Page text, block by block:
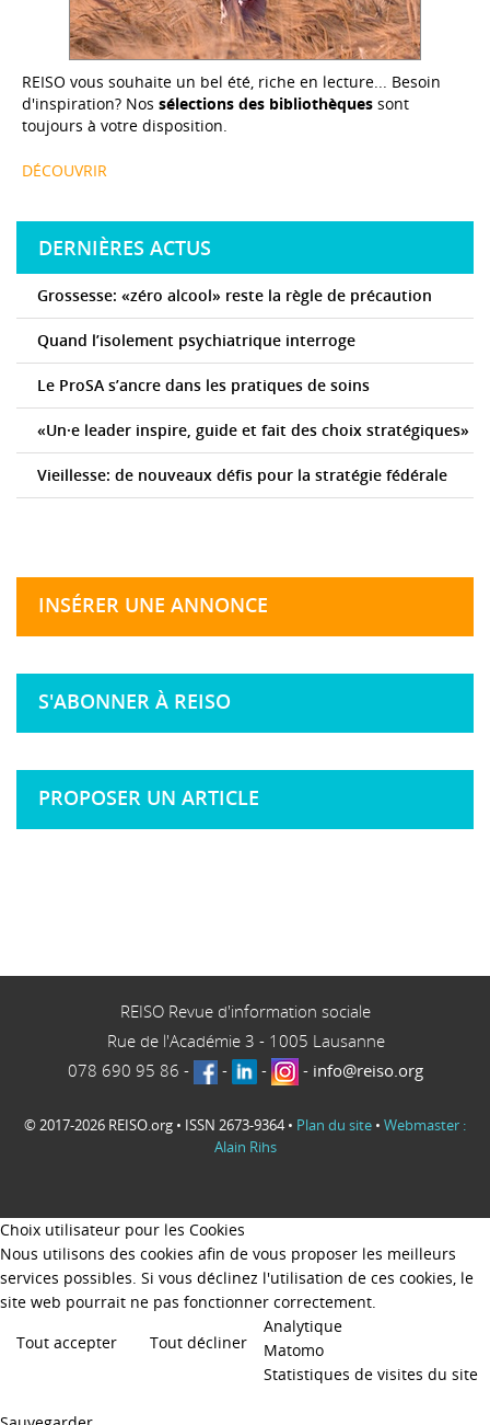
REISO vous souhaite un bel été, riche en lecture... Besoin
d'inspiration? Nos sélections des bibliothèques sont
toujours à votre disposition.
DÉCOUVRIR
DERNIÈRES ACTUS
Grossesse: «zéro alcool» reste la règle de précaution
Quand l’isolement psychiatrique interroge
Le ProSA s’ancre dans les pratiques de soins
«Un·e leader inspire, guide et fait des choix stratégiques»
Vieillesse: de nouveaux défis pour la stratégie fédérale
INSÉRER UNE ANNONCE
S'ABONNER À REISO
PROPOSER UN ARTICLE
REISO Revue d'information sociale
Rue de l'Académie 3 - 1005 Lausanne
078 690 95 86 - - - - info@reiso.org
© 2017-2026 REISO.org • ISSN 2673-9364 • Plan du site • Webmaster :
Alain Rihs
Choix utilisateur pour les Cookies
Nous utilisons des cookies afin de vous proposer les meilleurs
services possibles. Si vous déclinez l'utilisation de ces cookies, le
site web pourrait ne pas fonctionner correctement.
Tout accepter
Tout décliner
Analytique
Matomo
Statistiques de visites du site